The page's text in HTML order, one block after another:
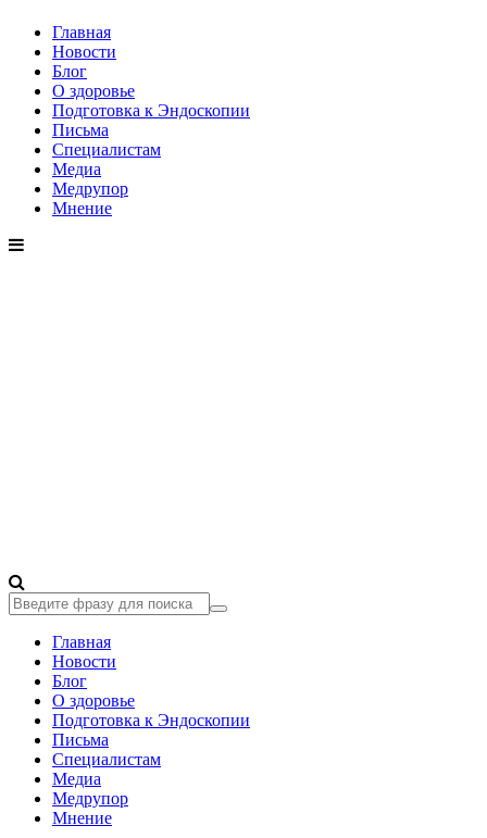
Главная
Новости
Блог
О здоровье
Подготовка к Эндоскопии
Письма
Специалистам
Медиа
Медрупор
Мнение
Главная
Новости
Блог
О здоровье
Подготовка к Эндоскопии
Письма
Специалистам
Медиа
Медрупор
Мнение